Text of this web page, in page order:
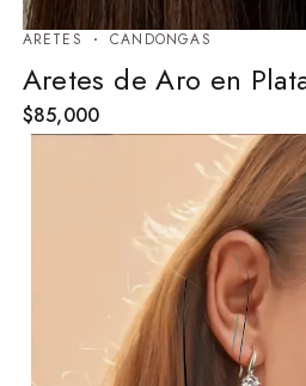
ARETES ⁠CANDONGAS
Aretes de Aro en
$85,000